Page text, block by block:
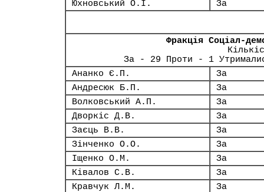
Юхновський О.І.
За
Фракція Соціал-
За - 29 Проти - 1
Ананко Є.П.
За
Андресюк Б.П.
За
Волковський А.П.
За
Дворкіс Д.В.
За
Заєць В.В.
За
Зінченко О.О.
За
Іщенко О.М.
За
Ківалов С.В.
За
Кравчук Л.М.
За